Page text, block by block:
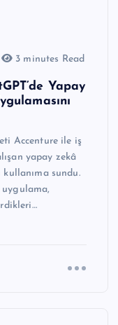
3 minutes Read
Yapay
Accenture ile iş
yapay zekâ
sundu.
uygulama,